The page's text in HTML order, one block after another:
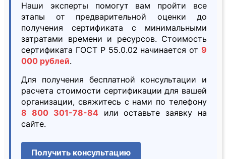
Наши эксперты помогут вам пройти все
этапы от предварительной оценки до
получения сертификата с минимальными
затратами времени и ресурсов. Стоимость
сертификата ГОСТ Р 55.0.02 начинается от 9
000 рублей.
Для получения бесплатной консультации и
расчета стоимости сертификации для вашей
организации, свяжитесь с нами по телефону
8 800 301-78-84или оставьте заявку на
сайте.
Получить консультацию